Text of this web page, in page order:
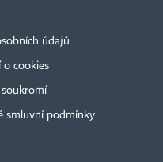
údajů
o cookies
soukromí
smluvní podmínky